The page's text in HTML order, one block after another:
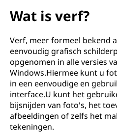
Wat is verf?
Verf, meer formeel bekend
eenvoudig grafisch
opgenomen in alle versies
Windows.Hiermee kunt u
in een eenvoudige en
interface.U kunt het
bijsnijden van foto's, het
afbeeldingen of zelfs het
tekeningen.